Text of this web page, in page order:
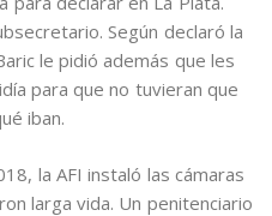
Según declaró la
le pidió además que les
para que no tuvieran que
iban.
la AFI instaló las cámaras
larga vida. Un penitenciario